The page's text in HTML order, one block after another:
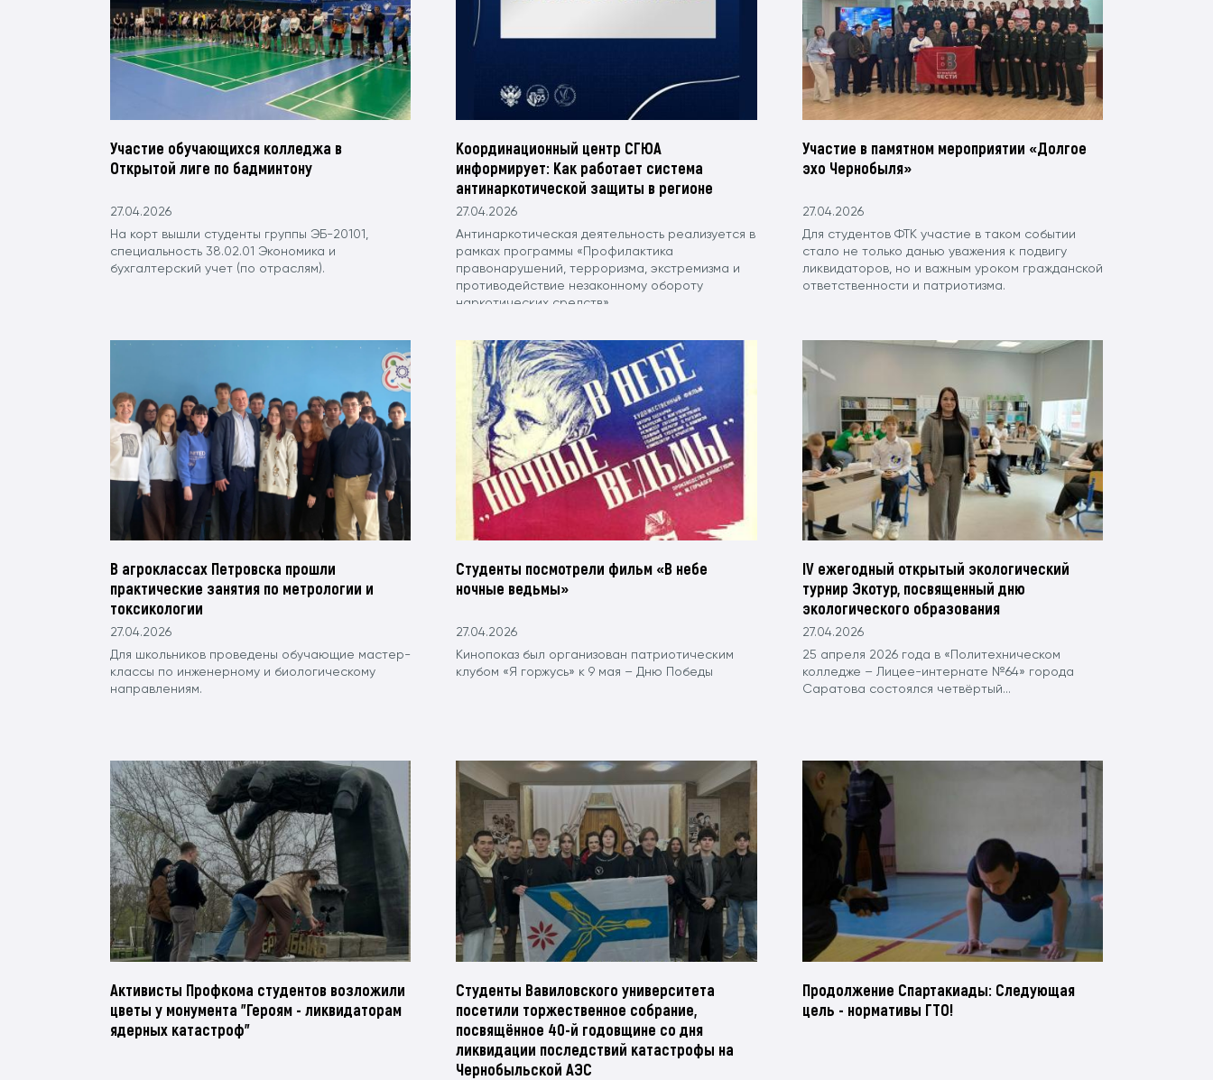
Участие обучающихся колледжа в
Открытой лиге по бадминтону
27.04.2026
На корт вышли студенты группы ЭБ-20101,
специальность 38.02.01 Экономика и
бухгалтерский учет (по отраслям).
Координационный центр СГЮА
информирует: Как работает система
антинаркотической защиты в регионе
27.04.2026
Антинаркотическая деятельность реализуется в
рамках программы «Профилактика
правонарушений, терроризма, экстремизма и
противодействие незаконному обороту
наркотических средств».
Участие в памятном мероприятии «Долгое
эхо Чернобыля»
27.04.2026
Для студентов ФТК участие в таком событии
стало не только данью уважения к подвигу
ликвидаторов, но и важным уроком гражданской
ответственности и патриотизма.
В агроклассах Петровска прошли
практические занятия по метрологии и
токсикологии
27.04.2026
Для школьников проведены обучающие мастер-
классы по инженерному и биологическому
направлениям.
Студенты посмотрели фильм «В небе
ночные ведьмы»
27.04.2026
Кинопоказ был организован патриотическим
клубом «Я горжусь» к 9 мая – Дню Победы
IV ежегодный открытый экологический
турнир Экотур, посвященный дню
экологического образования
27.04.2026
25 апреля 2026 года в «Политехническом
колледже – Лицее-интернате №64» города
Саратова состоялся четвёртый...
Активисты Профкома студентов возложили
цветы у монумента "Героям - ликвидаторам
ядерных катастроф"
Студенты Вавиловского университета
посетили торжественное собрание,
посвящённое 40-й годовщине со дня
ликвидации последствий катастрофы на
Чернобыльской АЭС
Продолжение Спартакиады: Следующая
цель - нормативы ГТО!